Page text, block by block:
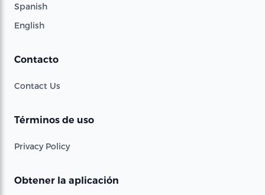
Spanish
English
Contacto
Contact Us
Términos de uso
Privacy Policy
Obtener la aplicación